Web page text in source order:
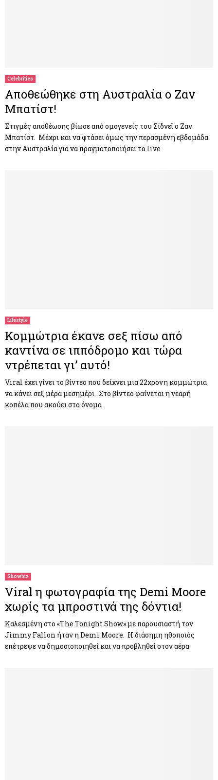
Celebrities
Αποθεώθηκε στη Αυστραλία ο Ζαν
Μπατίστ!
Στιγμές αποθέωσης βίωσε από ομογενείς του Σίδνεϊ ο Ζαν
Μπατίστ. Μέχρι και να φτάσει όμως την περασμένη εβδομάδα
στην Αυστραλία για να πραγματοποιήσει το live
Lifestyle
Κομμώτρια έκανε σεξ πίσω από
καντίνα σε ιππόδρομο και τώρα
ντρέπεται γι’ αυτό!
Viral έχει γίνει το βίντεο που δείχνει μια 22χρονη κομμώτρια
να κάνει σεξ μέρα μεσημέρι. Στο βίντεο φαίνεται η νεαρή
κοπέλα που ακούει στο όνομα
Showbiz
Viral η φωτογραφία της Demi Moore
χωρίς τα μπροστινά της δόντια!
Καλεσμένη στο «The Tonight Show» με παρουσιαστή τον
Jimmy Fallon ήταν η Demi Moore. Η διάσημη ηθοποιός
επέτρεψε να δημοσιοποιηθεί και να προβληθεί στον αέρα